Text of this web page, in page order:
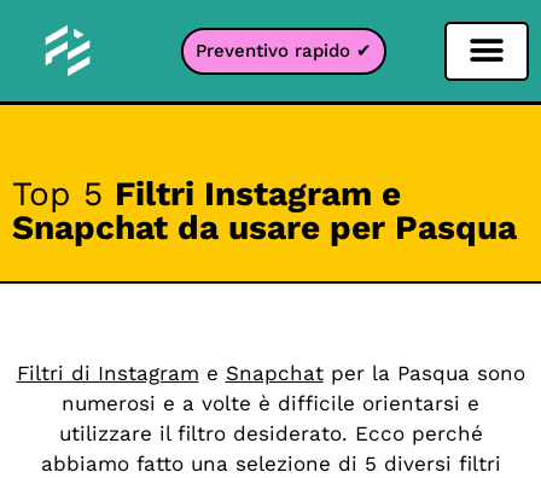
Preventivo rapido ✔
Top 5 Filtri Instagram e
Snapchat da usare per Pasqua
Filtri di Instagram e Snapchatper la Pasqua sono
numerosi e a volte è difficile orientarsi e
utilizzare il filtro desiderato. Ecco perché
abbiamo fatto una selezione di 5 diversi filtri